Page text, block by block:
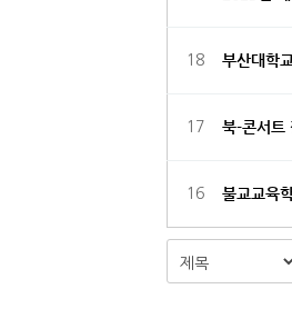
18 부산대학
17 북-콘서트
16 불교교육